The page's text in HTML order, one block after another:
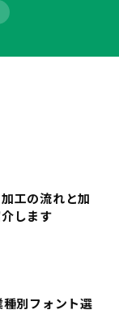
工の流れと加
します
別フォント選